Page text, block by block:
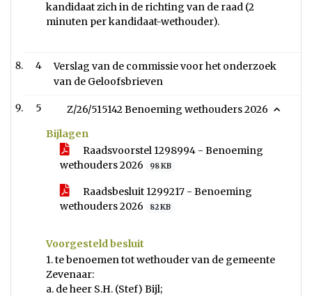
kandidaat zich in de richting van de raad (2
minuten per kandidaat-wethouder).
4
Verslag van de commissie voor het onderzoek
van de Geloofsbrieven
5
Z/26/515142 Benoeming wethouders 2026
Bijlagen
Raadsvoorstel 1298994 - Benoeming
wethouders 2026
98 KB
Raadsbesluit 1299217 - Benoeming
wethouders 2026
82 KB
Voorgesteld besluit
1. te benoemen tot wethouder van de gemeente
Zevenaar:
a. de heer S.H. (Stef) Bijl;